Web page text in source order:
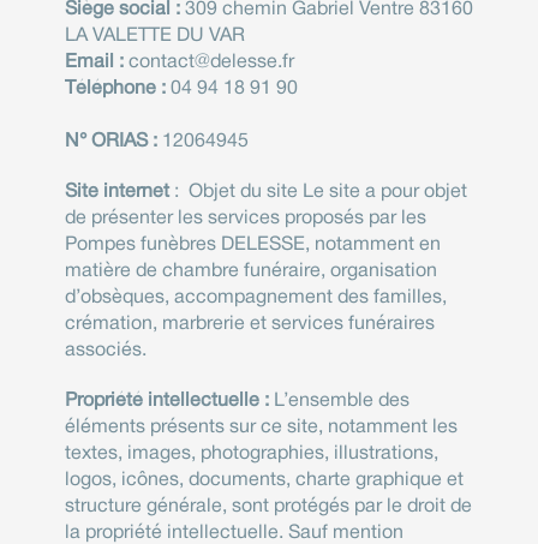
Siège social : 309 chemin Gabriel Ventre 83160
LA VALETTE DU VAR
Email : contact@delesse.fr
Téléphone : 04 94 18 91 90
N° ORIAS : 12064945
Site internet : Objet du site Le site a pour objet
de présenter les services proposés par les
Pompes funèbres DELESSE, notamment en
matière de chambre funéraire, organisation
d’obsèques, accompagnement des familles,
crémation, marbrerie et services funéraires
associés.
Propriété intellectuelle : L’ensemble des
éléments présents sur ce site, notamment les
textes, images, photographies, illustrations,
logos, icônes, documents, charte graphique et
structure générale, sont protégés par le droit de
la propriété intellectuelle. Sauf mention